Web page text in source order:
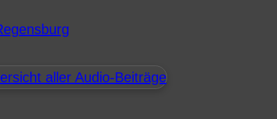
aller Audio-Beiträge